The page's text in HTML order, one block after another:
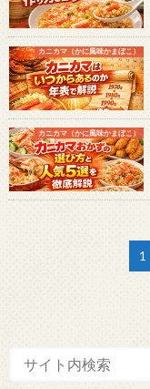
カニカマ（かに風味かまぼこ）
カニカマ（かに風味かまぼこ）
1